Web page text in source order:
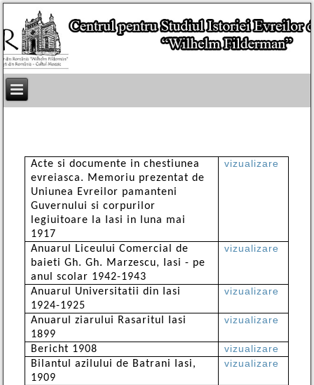
Acte si documente in chestiunea
evreiasca. Memoriu prezentat de
Uniunea Evreilor pamanteni
Guvernului si corpurilor
legiuitoare la Iasi in luna mai
1917
vizualizare
Anuarul Liceului Comercial de
baieti Gh. Gh. Marzescu, Iasi - pe
anul scolar 1942-1943
vizualizare
Anuarul Universitatii din Iasi
1924-1925
vizualizare
Anuarul ziarului Rasaritul Iasi
1899
vizualizare
Bericht 1908
vizualizare
Bilantul azilului de Batrani Iasi,
1909
vizualizare